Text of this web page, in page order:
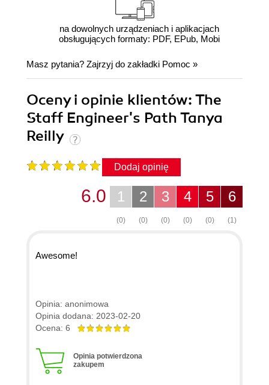
na dowolnych urządzeniach i aplikacjach
obsługujących formaty: PDF, EPub, Mobi
Masz pytania? Zajrzyj do zakładki Pomoc »
Oceny i opinie klientów: The
Staff Engineer's Path Tanya
Reilly
Dodaj opinię
6
(1)
5
(0)
4
(0)
3
(0)
2
(0)
1
(0)
6.0
Awesome!
Opinia: anonimowa
Opinia dodana: 2023-02-20
Ocena: 6
Opinia potwierdzona
zakupem